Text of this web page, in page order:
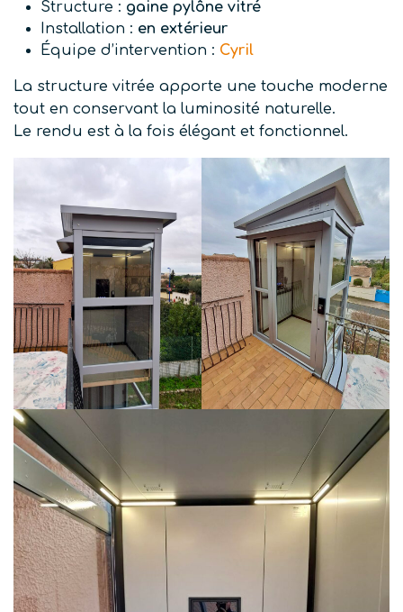
Structure : gaine pylône vitré
Installation : en extérieur
Équipe d’intervention : Cyril
La structure vitrée apporte une touche moderne
tout en conservant la luminosité naturelle.
Le rendu est à la fois élégant et fonctionnel.